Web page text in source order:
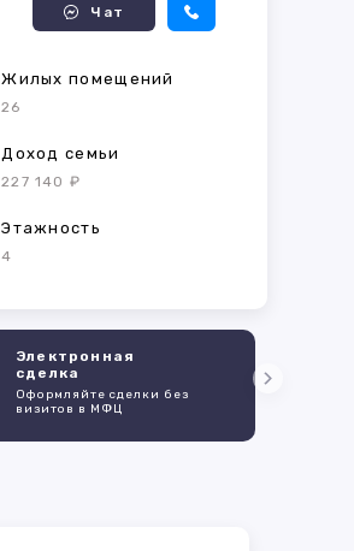
Чат
Жилых помещений
26
Доход семьи
227 140 ₽
Этажность
4
Электронная
сделка
Оформляйте сделки без
визитов в МФЦ